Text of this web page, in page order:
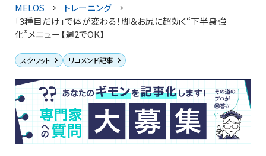
MELOS
トレーニング
「3種目だけ」で体が変わる！脚＆お尻に超効く“下半身強
化”メニュー【週2でOK】
スクワット リコメンド記事